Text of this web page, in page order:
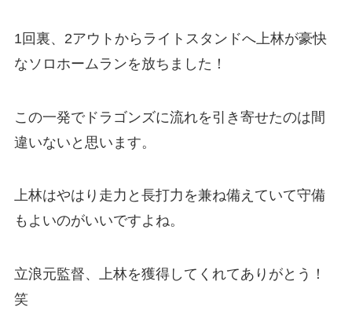
1回裏、2アウトからライトスタンドへ上林が豪快
なソロホームランを放ちました！
この一発でドラゴンズに流れを引き寄せたのは間
違いないと思います。
上林はやはり走力と長打力を兼ね備えていて守備
もよいのがいいですよね。
立浪元監督、上林を獲得してくれてありがとう！
笑